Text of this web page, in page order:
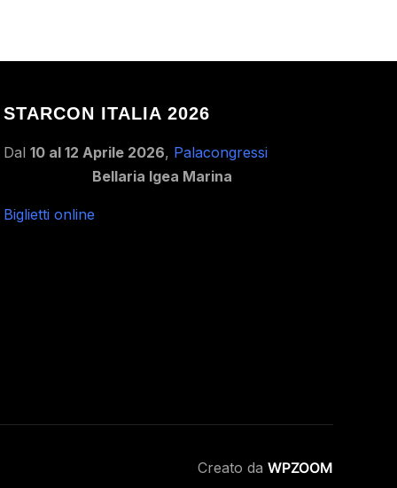
STARCON ITALIA 2026
Dal 10 al 12 Aprile 2026, Palacongressi
Bellaria Igea Marina
Biglietti online
Creato da WPZOOM